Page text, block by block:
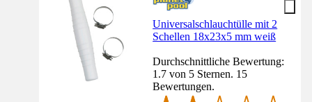
Universalschlauchtülle mit 2
Schellen 18x23x5 mm weiß
Durchschnittliche Bewertung:
1.7 von 5 Sternen. 15
Bewertungen.